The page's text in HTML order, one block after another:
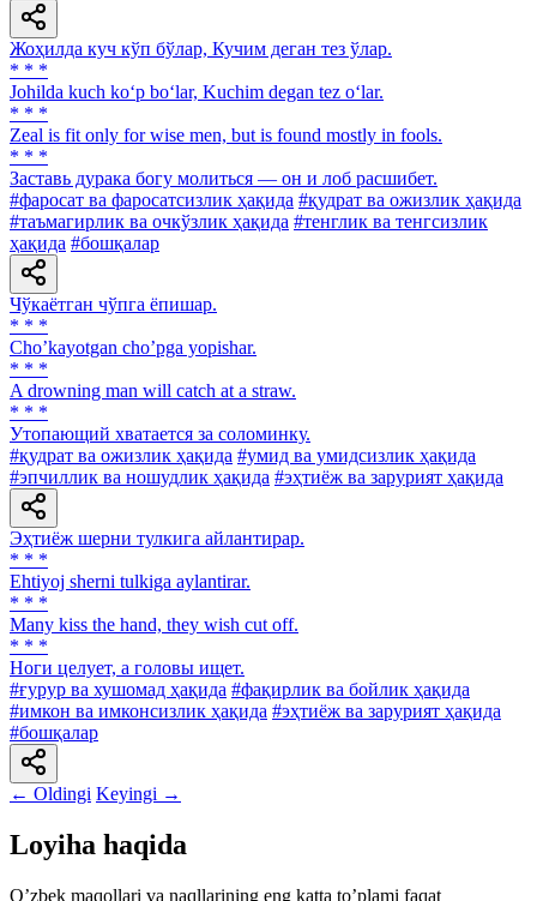
Жоҳилда куч кўп бўлар, Кучим деган тез ўлар.
* * *
Johilda kuch ko‘p bo‘lar, Kuchim degan tez o‘lar.
* * *
Zeal is fit only for wise men, but is found mostly in fools.
* * *
Заставь дурака богу молиться — он и лоб расшибет.
#фаросат ва фаросатсизлик ҳақида #қудрат ва ожизлик ҳақида
#таъмагирлик ва очкўзлик ҳақида #тенглик ва тенгсизлик
ҳақида #бошқалар
Чўкаётган чўпга ёпишар.
* * *
Choʼkayotgan choʼpga yopishar.
* * *
A drowning man will catch at a straw.
* * *
Утопающий хватается за соломинку.
#қудрат ва ожизлик ҳақида #умид ва умидсизлик ҳақида
#эпчиллик ва ношудлик ҳақида #эҳтиёж ва зарурият ҳақида
Эҳтиёж шерни тулкига айлантирар.
* * *
Ehtiyoj sherni tulkiga aylantirar.
* * *
Many kiss the hand, they wish cut off.
* * *
Ноги целует, a головы ищет.
#ғурур ва хушомад ҳақида #фақирлик ва бойлик ҳақида
#имкон ва имконсизлик ҳақида #эҳтиёж ва зарурият ҳақида
#бошқалар
← Oldingi Keyingi →
Loyiha haqida
Oʼzbek maqollari va naqllarining eng katta toʼplami faqat